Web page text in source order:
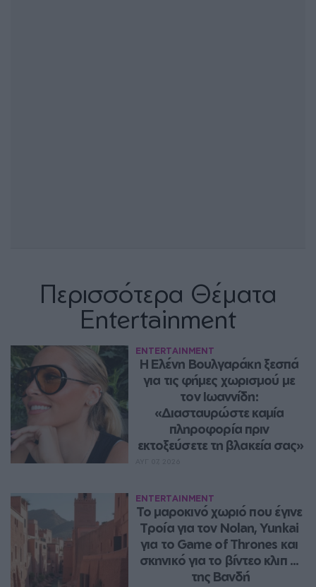
Περισσότερα Θέματα
Entertainment
ENTERTAINMENT
Η Ελένη Βουλγαράκη ξεσπά
για τις φήμες χωρισμού με
τον Ιωαννίδη:
«Διασταυρώστε καμία
πληροφορία πριν
εκτοξεύσετε τη βλακεία σας»
ENTERTAINMENT
Το μαροκινό χωριό που έγινε
Τροία για τον Nolan, Yunkai
για το Game of Thrones και
σκηνικό για το βίντεο κλιπ ...
της Βανδή